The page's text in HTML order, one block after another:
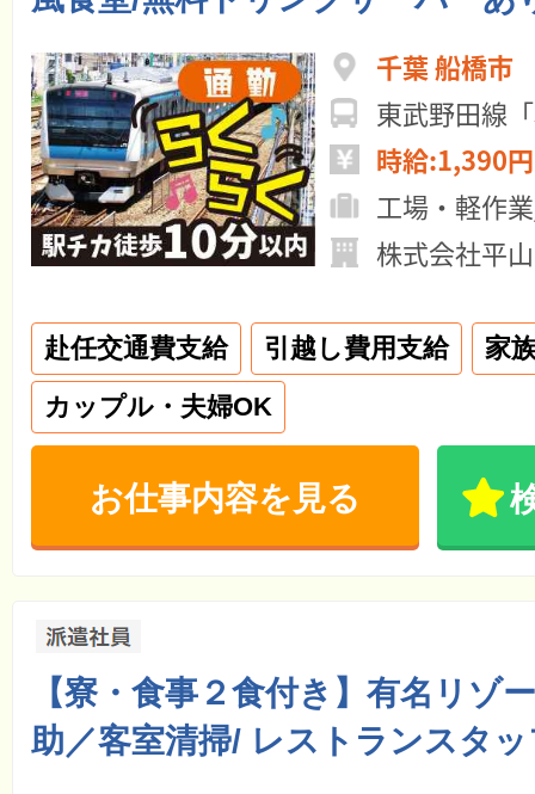
千葉 船橋市
東武野田線
時給:1,390
工場・軽作
株式会社平
赴任交通費支給 引越し費用支給
家
カップル・夫婦OK
お仕事内容を見る
【寮・食事２食付き】有名リゾ
助／客室清掃/ レストランスタ